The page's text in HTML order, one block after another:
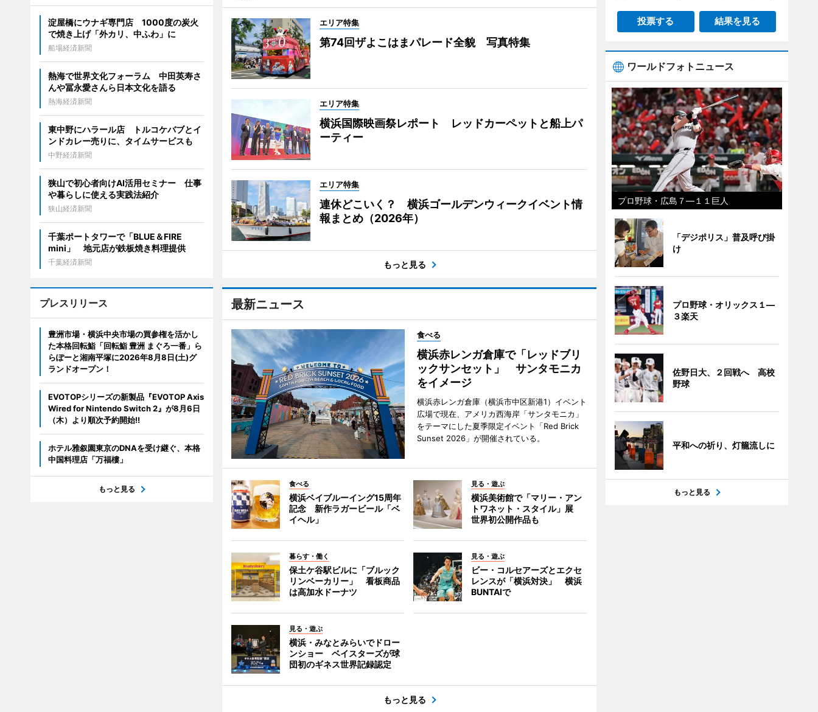
エリア特集
第74回ザよこはまパレード全貌 写真特集
エリア特集
横浜国際映画祭レポート レッドカーペットと船上パ
ーティー
エリア特集
連休どこいく？ 横浜ゴールデンウィークイベント情
報まとめ（2026年）
もっと見る
最新ニュース
食べる
横浜赤レンガ倉庫で「レッドブリ
ックサンセット」 サンタモニカ
をイメージ
横浜赤レンガ倉庫（横浜市中区新港1）イベント
広場で現在、アメリカ西海岸「サンタモニカ」
をテーマにした夏季限定イベント「Red Brick
Sunset 2026」が開催されている。
食べる
横浜ベイブルーイング15周年
記念 新作ラガービール「ベ
イヘル」
見る・遊ぶ
横浜美術館で「マリー・アン
トワネット・スタイル」展
世界初公開作品も
暮らす・働く
保土ケ谷駅ビルに「ブルック
リンベーカリー」 看板商品
は高加水ドーナツ
見る・遊ぶ
ビー・コルセアーズとエクセ
レンスが「横浜対決」 横浜
BUNTAIで
見る・遊ぶ
横浜・みなとみらいでドロー
ンショー ベイスターズが球
団初のギネス世界記録認定
もっと見る
淀屋橋にウナギ専門店 1000度の炭火
で焼き上げ「外カリ、中ふわ」に
船場経済新聞
熱海で世界文化フォーラム 中田英寿さ
んや冨永愛さんら日本文化を語る
熱海経済新聞
東中野にハラール店 トルコケバブとイ
ンドカレー売りに、タイムサービスも
中野経済新聞
狭山で初心者向けAI活用セミナー 仕事
や暮らしに使える実践法紹介
狭山経済新聞
千葉ポートタワーで「BLUE＆FIRE
mini」 地元店が鉄板焼き料理提供
千葉経済新聞
プレスリリース
豊洲市場・横浜中央市場の買参権を活かし
た本格回転鮨「回転鮨 豊洲 まぐろ一番」ら
らぽーと湘南平塚に2026年8月8日(土)グ
ランドオープン！
EVOTOPシリーズの新製品『EVOTOP Axis
Wired for Nintendo Switch 2』が8月6日
（木）より順次予約開始!!
ホテル雅叙園東京のDNAを受け継ぐ、本格
中国料理店「万福樓」
もっと見る
投票する 結果を見る
ワールドフォトニュース
プロ野球・広島７―１１巨人
「デジポリス」普及呼び掛
け
プロ野球・オリックス１―
３楽天
佐野日大、２回戦へ 高校
野球
平和への祈り、灯籠流しに
もっと見る